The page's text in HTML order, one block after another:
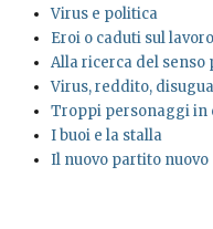
Virus e politica
Eroi o caduti sul lavoro
Alla ricerca del senso
Virus, reddito,
Troppi personaggi in
I buoi e la stalla
Il nuovo partito nuovo